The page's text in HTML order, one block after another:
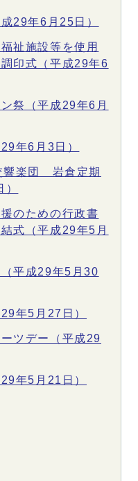
29年6月25日）
祉施設等を使用
印式（平成29年6
祭（平成29年6月
年6月3日）
響楽団 岩倉定期
のための行政書
式（平成29年5月
平成29年5月30
年5月27日）
ツデー（平成29
年5月21日）